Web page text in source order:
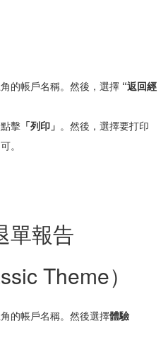
的帳戶名稱。然後，選擇 “返回經
擊 「列印」 。然後，選擇要打印
。
單報告
Theme）
的帳戶名稱。然後選擇體驗